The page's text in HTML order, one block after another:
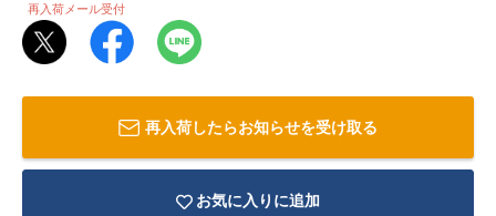
再入荷メール受付
再入荷したらお知らせを受け取る
お気に入りに追加